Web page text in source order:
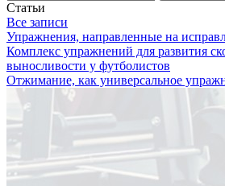
Статьи
Все записи
Упражнения, направленные на
Комплекс упражнений для развития
выносливости у футболистов
Отжимание, как универсальное